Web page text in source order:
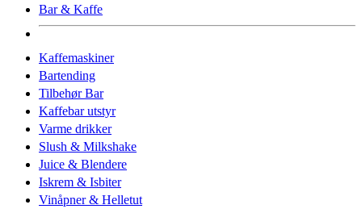
Bar & Kaffe
Kaffemaskiner
Bartending
Tilbehør Bar
Kaffebar utstyr
Varme drikker
Slush & Milkshake
Juice & Blendere
Iskrem & Isbiter
Vinåpner & Helletut